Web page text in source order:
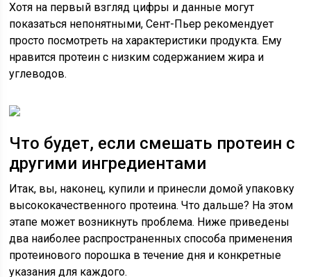
Хотя на первый взгляд цифры и данные могут
показаться непонятными, Сент-Пьер рекомендует
просто посмотреть на характеристики продукта. Ему
нравится протеин с низким содержанием жира и
углеводов.
Что будет, если смешать протеин с
другими ингредиентами
Итак, вы, наконец, купили и принесли домой упаковку
высококачественного протеина. Что дальше? На этом
этапе может возникнуть проблема. Ниже приведены
два наиболее распространенных способа применения
протеинового порошка в течение дня и конкретные
указания для каждого.